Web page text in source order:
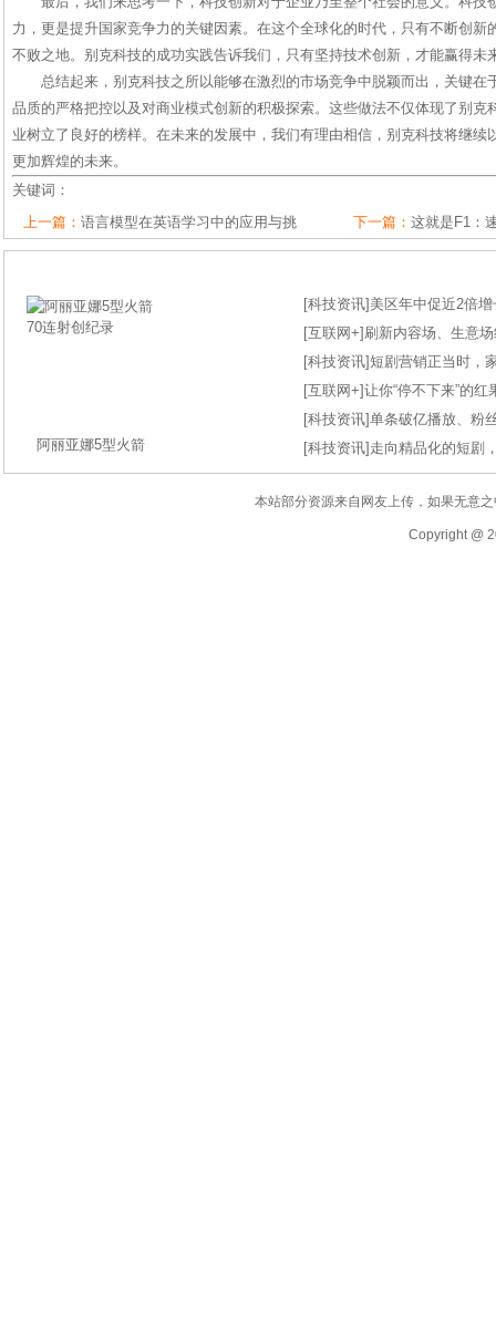
力，更是提升国家竞争力的关键因素。在这个全球化的时代，只有不断创新
不败之地。别克科技的成功实践告诉我们，只有坚持技术创新，才能赢得未
总结起来，别克科技之所以能够在激烈的市场竞争中脱颖而出，关键在
品质的严格把控以及对商业模式创新的积极探索。这些做法不仅体现了别克
业树立了良好的榜样。在未来的发展中，我们有理由相信，别克科技将继续
更加辉煌的未来。
关键词：
上一篇： 语言模型在英语学习中的应用与挑 下一篇： 这就是F1：
阿丽亚娜5型火箭
[科技资讯] 美区年中促近2倍
[互联网+] 刷新内容场、生意
[科技资讯]短剧营销正当时，
[互联网+]让你“停不下来”的
[科技资讯]单条破亿播放、粉
[科技资讯] 走向精品化的短剧
本站部分资源来自网友上传，如果无意
Copyright @